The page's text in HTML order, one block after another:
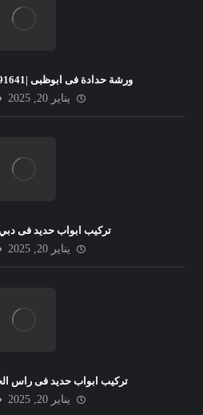
ورشة حدادة فى ابوظبى |0506691641| حداد رخيص
يناير 20, 2025
تركيب ابواب حديد فى دبي
يناير 20, 2025
تركيب ابواب حديد فى راس الخيمة
يناير 20, 2025